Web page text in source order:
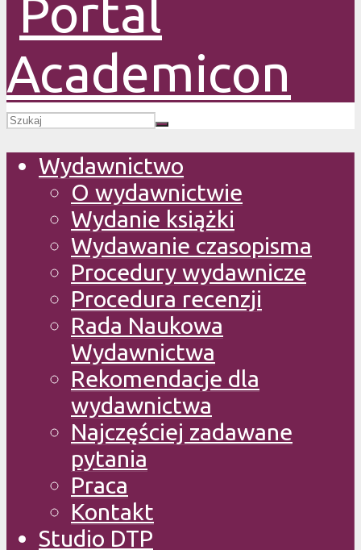
Wydawnictwo
O wydawnictwie
Wydanie książki
Wydawanie czasopisma
Procedury wydawnicze
Procedura recenzji
Rada Naukowa
Wydawnictwa
Rekomendacje dla
wydawnictwa
Najczęściej zadawane
pytania
Praca
Kontakt
Studio DTP